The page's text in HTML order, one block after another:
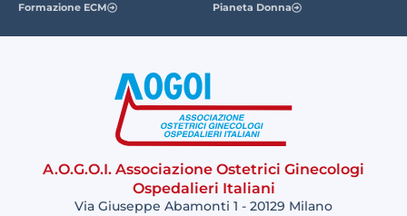
Formazione ECM
Pianeta Donna
A.O.G.O.I. Associazione Ostetrici Ginecologi
Ospedalieri Italiani
Via Giuseppe Abamonti 1 - 20129 Milano